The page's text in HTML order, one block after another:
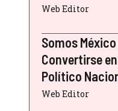
Web Editor
Somos
Convertirse
Político
Web Editor